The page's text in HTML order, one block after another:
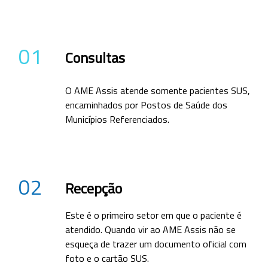
01 Consultas
O AME Assis atende somente pacientes SUS,
encaminhados por Postos de Saúde dos
Municípios Referenciados.
02 Recepção
Este é o primeiro setor em que o paciente é
atendido. Quando vir ao AME Assis não se
esqueça de trazer um documento oficial com
foto e o cartão SUS.